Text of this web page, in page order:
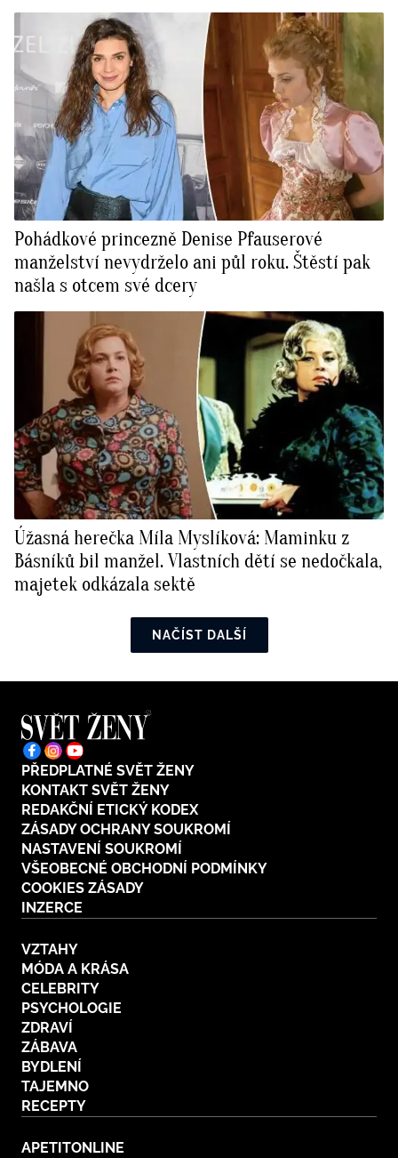
Pohádkové princezně Denise Pfauserové
manželství nevydrželo ani půl roku. Štěstí pak
našla s otcem své dcery
Úžasná herečka Míla Myslíková: Maminku z
Básníků bil manžel. Vlastních dětí se nedočkala,
majetek odkázala sektě
NAČÍST DALŠÍ
PŘEDPLATNÉ SVĚT ŽENY
KONTAKT SVĚT ŽENY
REDAKČNÍ ETICKÝ KODEX
ZÁSADY OCHRANY SOUKROMÍ
NASTAVENÍ SOUKROMÍ
VŠEOBECNÉ OBCHODNÍ PODMÍNKY
COOKIES ZÁSADY
INZERCE
VZTAHY
MÓDA A KRÁSA
CELEBRITY
PSYCHOLOGIE
ZDRAVÍ
ZÁBAVA
BYDLENÍ
TAJEMNO
RECEPTY
APETITONLINE